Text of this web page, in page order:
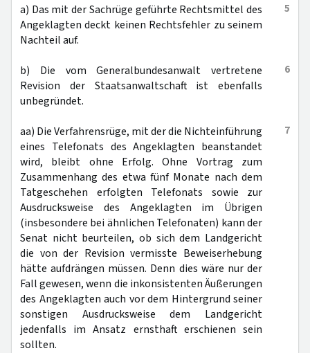
5
a) Das mit der Sachrüge geführte Rechtsmittel des
Angeklagten deckt keinen Rechtsfehler zu seinem
Nachteil auf.
6
b) Die vom Generalbundesanwalt vertretene
Revision der Staatsanwaltschaft ist ebenfalls
unbegründet.
7
aa) Die Verfahrensrüge, mit der die Nichteinführung
eines Telefonats des Angeklagten beanstandet
wird, bleibt ohne Erfolg. Ohne Vortrag zum
Zusammenhang des etwa fünf Monate nach dem
Tatgeschehen erfolgten Telefonats sowie zur
Ausdrucksweise des Angeklagten im Übrigen
(insbesondere bei ähnlichen Telefonaten) kann der
Senat nicht beurteilen, ob sich dem Landgericht
die von der Revision vermisste Beweiserhebung
hätte aufdrängen müssen. Denn dies wäre nur der
Fall gewesen, wenn die inkonsistenten Äußerungen
des Angeklagten auch vor dem Hintergrund seiner
sonstigen Ausdrucksweise dem Landgericht
jedenfalls im Ansatz ernsthaft erschienen sein
sollten.